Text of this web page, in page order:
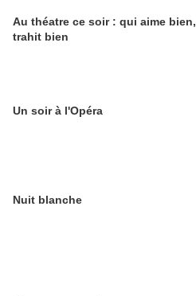
Au théatre ce soir : qui aime bien,
trahit bien
Un soir à l'Opéra
Nuit blanche